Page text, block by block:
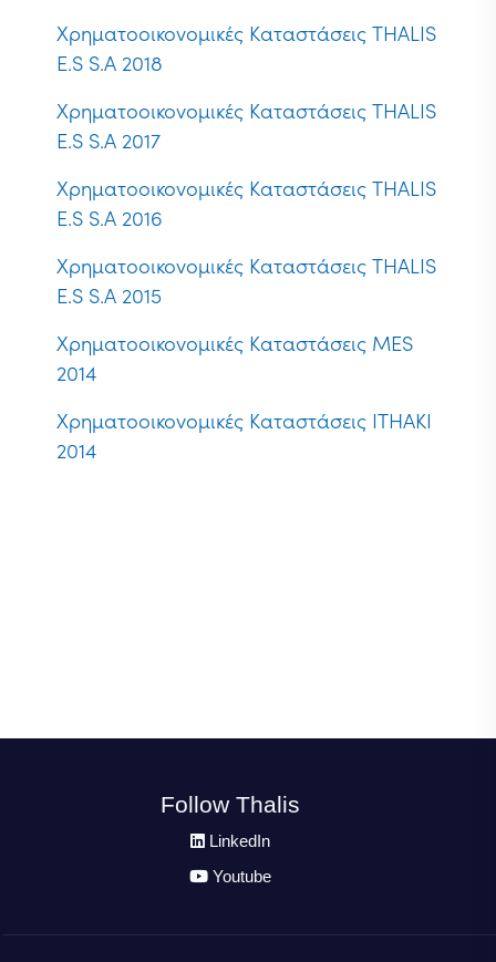
Χρηματοοικονομικές Καταστάσεις THALIS
E.S S.A 2018
Χρηματοοικονομικές Καταστάσεις THALIS
E.S S.A 2017
Χρηματοοικονομικές Καταστάσεις THALIS
E.S S.A 2016
Χρηματοοικονομικές Καταστάσεις THALIS
E.S S.A 2015
Χρηματοοικονομικές Καταστάσεις MES
2014
Χρηματοοικονομικές Καταστάσεις ITHAKI
2014
Follow Thalis
LinkedIn
Youtube